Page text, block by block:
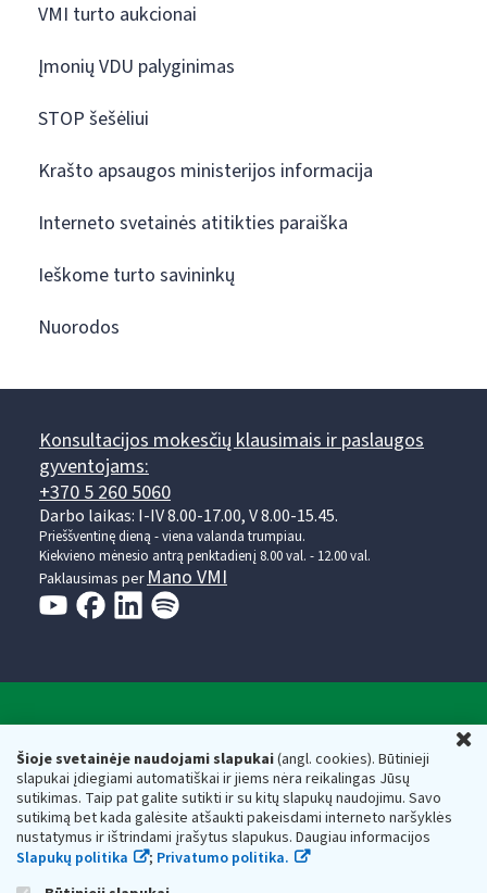
Šioje svetainėje naudojami slapukai(angl. cookies). Būtinieji
slapukai įdiegiami automatiškai ir jiems nėra reikalingas Jūsų
sutikimas. Taip pat galite sutikti ir su kitų slapukų naudojimu. Savo
sutikimą bet kada galėsite atšaukti pakeisdami interneto naršyklės
nustatymus ir ištrindami įrašytus slapukus. Daugiau informacijos
Slapukų politika
; Privatumo politika.
VMI turto aukcionai
Įmonių VDU palyginimas
STOP šešėliui
Krašto apsaugos ministerijos informacija
Interneto svetainės atitikties paraiška
Ieškome turto savininkų
Nuorodos
Konsultacijos mokesčių klausimais ir paslaugos
gyventojams:
+370 5 260 5060
Darbo laikas: I-IV 8.00-17.00, V 8.00-15.45.
Prieššventinę dieną - viena valanda trumpiau.
Kiekvieno mėnesio antrą penktadienį 8.00 val. - 12.00 val.
Paklausimas perMano VMI
Valstybinė mokesčių inspekcija prie Lietuvos
Respublikos finansų ministerijos
Biudžetinė įstaiga. Juridinio asmens kodas — 188659752,
adresas: Vasario 16-osios g. 14, 01107 Vilnius, Lietuva, el.paštas:
vmi@vmi.lt , E. pristatymo dėžutės adresas 188659752
Duomenys apie Valstybinę mokesčių inspekciją prie Lietuvos
Respublikos finansų ministerijos kaupiami ir saugomi Juridinių